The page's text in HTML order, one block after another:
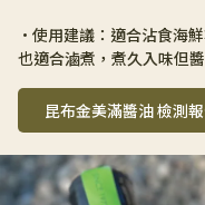
•使用建議：適合沾食海
也適合滷煮，煮久入味但
昆布金美滿醬油